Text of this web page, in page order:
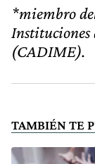
*miembro
Instituciones
(CADIME).
TAMBIÉN TE